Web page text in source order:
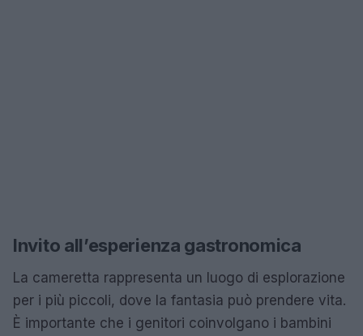
Invito all’esperienza gastronomica
La cameretta rappresenta un luogo di esplorazione
per i più piccoli, dove la fantasia può prendere vita.
È importante che i genitori coinvolgano i bambini